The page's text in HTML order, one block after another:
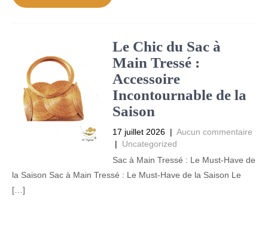
Le Chic du Sac à
Main Tressé :
Accessoire
Incontournable de la
Saison
17 juillet 2026 | Aucun commentaire
| Uncategorized
Sac à Main Tressé : Le Must-Have de
la Saison Sac à Main Tressé : Le Must-Have de la Saison Le
[…]